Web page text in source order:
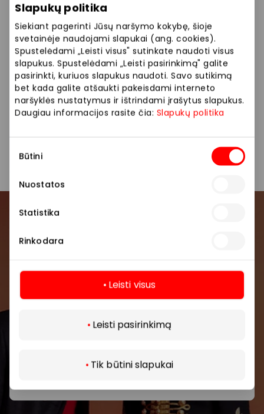
Slapukų politika
Siekiant pagerinti Jūsų naršymo kokybę, šioje
svetainėje naudojami slapukai (ang. cookies).
Spustelėdami „Leisti visus" sutinkate naudoti visus
slapukus. Spustelėdami „Leisti pasirinkimą" galite
pasirinkti, kuriuos slapukus naudoti. Savo sutikimą
bet kada galite atšaukti pakeisdami interneto
naršyklės nustatymus ir ištrindami įrašytus slapukus.
Daugiau informacijos rasite čia: Slapukų politika
pasirinkimas
Būtini
Nuostatos
Statistika
Rinkodara
Leisti visus
Leisti pasirinkimą
Tik būtini slapukai
klientų lūkesčius.
Siūlome platų prekių pasirinkimą: drabužiai, namų
prekės, aksesuarai.
Drabužiai Parduotuvės
Pirmieji sužinokite apie geriausius pasiūlymus,
renginius ir naujausią informaciją iš AKROPOLIS
prekybos centro.
Daugiau